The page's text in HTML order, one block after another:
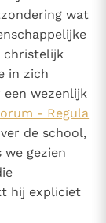
wat
christelijk
in zich
een wezenlijk
- Regula
de school,
gezien
hij expliciet